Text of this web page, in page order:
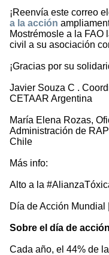
¡Reenvía este correo
a la acción
Mostrémosle a la FAO
civil a su asociación
¡Gracias por su
Javier Souza C .
CETAAR Argentina
María Elena Rozas,
Administración de
Chile
Más info:
Alto a la
Día de Acción Mundial
Sobre el día de
Cada año, el 44% de